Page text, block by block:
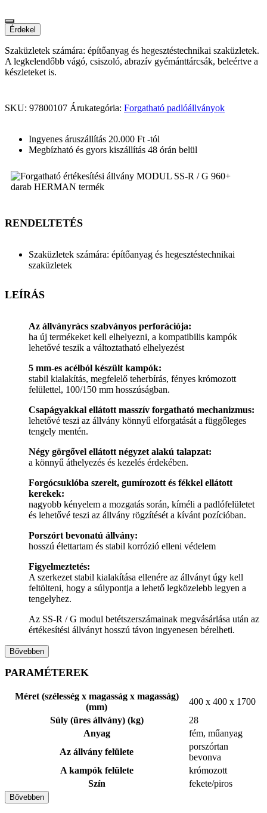
Érdekel
Szaküzletek számára: építőanyag és hegesztéstechnikai szaküzletek.
A legkelendőbb vágó, csiszoló, abrazív gyémánttárcsák, beleértve a
készleteket is.
SKU: 97800107 Árukategória: Forgatható padlóállványok
Ingyenes áruszállítás 20.000 Ft -tól
Megbízható és gyors kiszállítás 48 órán belül
RENDELTETÉS
Szaküzletek számára: építőanyag és hegesztéstechnikai
szaküzletek
LEÍRÁS
Az állványrács szabványos perforációja:
ha új termékeket kell elhelyezni, a kompatibilis kampók
lehetővé teszik a változtatható elhelyezést
5 mm-es acélból készült kampók:
stabil kialakítás, megfelelő teherbírás, fényes krómozott
felülettel, 100/150 mm hosszúságban.
Csapágyakkal ellátott masszív forgatható mechanizmus:
lehetővé teszi az állvány könnyű elforgatását a függőleges
tengely mentén.
Négy görgővel ellátott négyzet alakú talapzat:
a könnyű áthelyezés és kezelés érdekében.
Forgócsuklóba szerelt, gumírozott és fékkel ellátott
kerekek:
nagyobb kényelem a mozgatás során, kíméli a padlófelületet
és lehetővé teszi az állvány rögzítését a kívánt pozícióban.
Porszórt bevonatú állvány:
hosszú élettartam és stabil korrózió elleni védelem
Figyelmeztetés:
A szerkezet stabil kialakítása ellenére az állványt úgy kell
feltölteni, hogy a súlypontja a lehető legközelebb legyen a
tengelyhez.
Az SS-R / G modul betétszerszámainak megvásárlása után az
értékesítési állványt hosszú távon ingyenesen bérelheti.
Bővebben
PARAMÉTEREK
Méret (szélesség x magasság x magasság)
(mm)
400 x 400 x 1700
Súly (üres állvány) (kg)
28
Anyag
fém, műanyag
Az állvány felülete
porszórtan
bevonva
A kampók felülete
krómozott
Szín
fekete/piros
Bővebben